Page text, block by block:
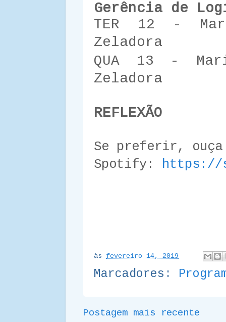
Gerência de
TER 12 -
Zeladora
QUA 13 -
Zeladora
REFLEXÃO
Se preferir,
Spotify: https://
às fevereiro 14, 2019
Marcadores:
Postagem mais recente